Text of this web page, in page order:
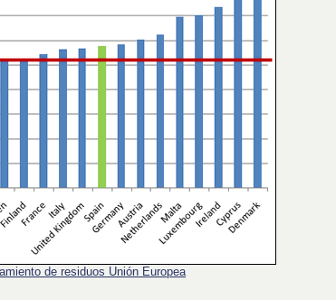
de residuos Unión Europea